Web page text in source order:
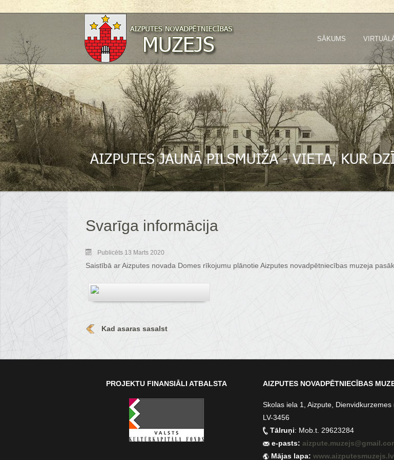
SĀKUMS
Svarīga informācija
Publicēts 13 Marts 2020
Saistībā ar Aizputes novada Domes rīkojumu plānotie Aizputes novadpētniecības muzeja
Kad asaras sasalst
PROJEKTU FINANSIĀLI ATBALSTA AIZPUTES NOVADPĒTNIECĪBAS
Skolas iela 1, Aizpute, Dienvidkurzemes
LV-3456
Tālruņi: Mob.t. 29623284
e-pasts:
Mājas lapa:www.aizputesmuzejs.lv